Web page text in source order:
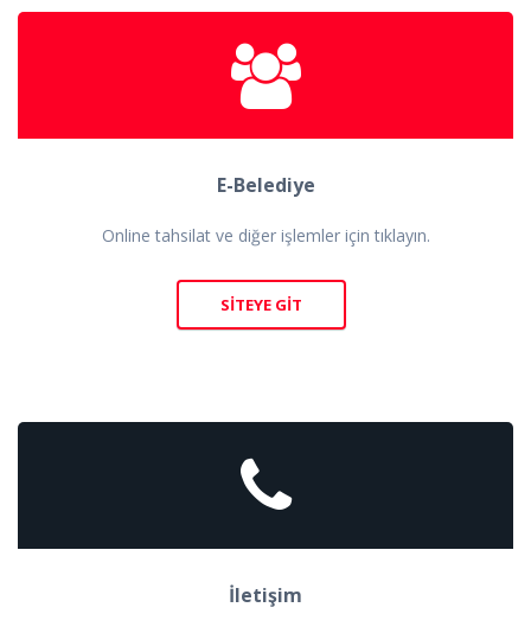
E-Belediye
Online tahsilat ve diğer işlemler için tıklayın.
SITEYE GIT
İletişim